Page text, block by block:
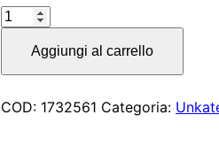
Timone
altezza
tipo
Aggiungi al carrello
COD: 1732561 Categoria: